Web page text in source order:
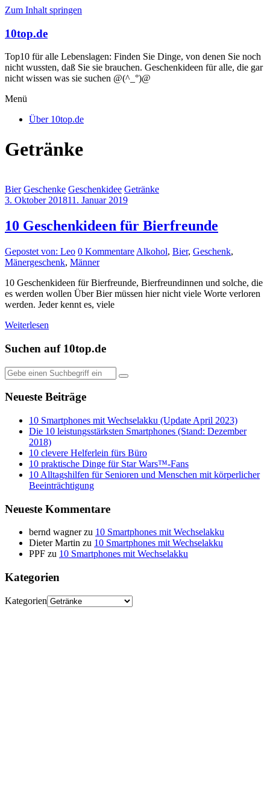
Zum Inhalt springen
10top.de
Top10 für alle Lebenslagen: Finden Sie Dinge, von denen Sie noch
nicht wussten, daß Sie sie brauchen. Geschenkideen für alle, die gar
nicht wissen was sie suchen @(^_°)@
Menü
Über 10top.de
Getränke
Bier Geschenke Geschenkidee Getränke
3. Oktober 201811. Januar 2019
10 Geschenkideen für Bierfreunde
Gepostet von: Leo 0 Kommentare Alkohol, Bier, Geschenk,
Mänergeschenk, Männer
10 Geschenkideen für Bierfreunde, Bierfreundinnen und solche, die
es werden wollen Über Bier müssen hier nicht viele Worte verloren
werden. Jeder kennt es, viele
Weiterlesen
Suchen auf 10top.de
Neueste Beiträge
10 Smartphones mit Wechselakku (Update April 2023)
Die 10 leistungsstärksten Smartphones (Stand: Dezember
2018)
10 clevere Helferlein fürs Büro
10 praktische Dinge für Star Wars™-Fans
10 Alltagshilfen für Senioren und Menschen mit körperlicher
Beeinträchtigung
Neueste Kommentare
bernd wagnerzu 10 Smartphones mit Wechselakku
Dieter Martin zu 10 Smartphones mit Wechselakku
PPF zu 10 Smartphones mit Wechselakku
Kategorien
Kategorien